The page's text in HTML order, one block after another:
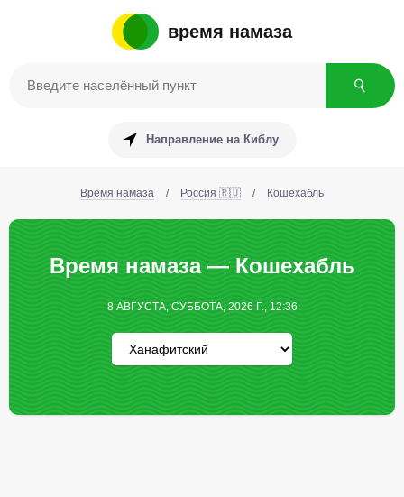
время намаза
Направление на Киблу
Время намаза / Россия 🇷🇺 / Кошехабль
Время намаза — Кошехабль
8 АВГУСТА, СУББОТА, 2026 Г., 12:36